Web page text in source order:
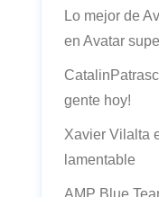
Lo mejor de
en Avatar
gente hoy!
Xavier Vilalta
lamentable
AMP Blue